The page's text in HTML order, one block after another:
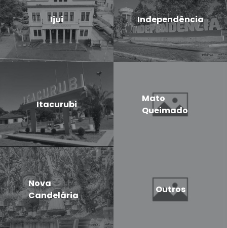
Ijui Independência
Itacurubi
Mato
Queimado
Nova
Candelária
Outros